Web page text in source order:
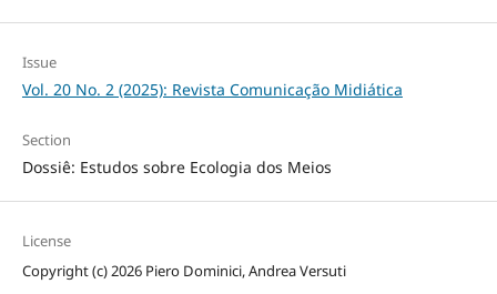
Issue
Vol. 20 No. 2 (2025): Revista Comunicação Midiática
Section
Dossiê: Estudos sobre Ecologia dos Meios
License
Copyright (c) 2026 Piero Dominici, Andrea Versuti